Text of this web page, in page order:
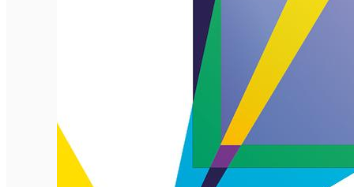
English